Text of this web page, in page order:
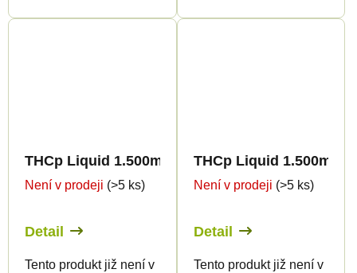
THCp Liquid 1.500mg - Tiger's Blood
Není v prodeji (>5 ks)
Detail
Tento produkt již není v
THCp Liquid 1.500mg -
Není v prodeji (>5 ks)
Detail
Tento produkt již není v